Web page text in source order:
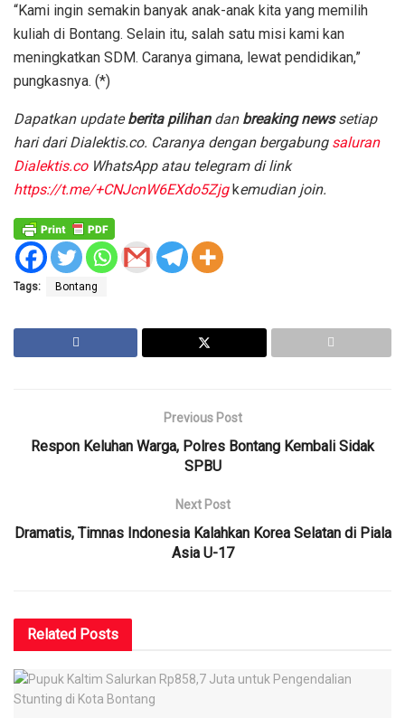
“Kami ingin semakin banyak anak-anak kita yang memilih
kuliah di Bontang. Selain itu, salah satu misi kami kan
meningkatkan SDM. Caranya gimana, lewat pendidikan,”
pungkasnya. (*)
Dapatkan updateberita pilihan dan breaking newssetiap
hari dari Dialektis.co. Caranya dengan bergabung saluran
Dialektis.co WhatsApp atau telegram di link
https://t.me/+CNJcnW6EXdo5Zjgkemudian join.
Tags: Bontang
Previous Post
Respon Keluhan Warga, Polres Bontang Kembali Sidak
SPBU
Next Post
Dramatis, Timnas Indonesia Kalahkan Korea Selatan di Piala
Asia U-17
Related Posts